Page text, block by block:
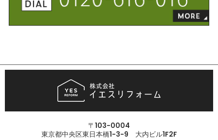
〒103-0004
東京都中央区東日本橋1-3-9 大内ビル1F2F